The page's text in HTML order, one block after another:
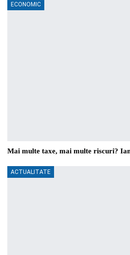
ECONOMIC
Mai multe taxe, mai multe riscuri?
ACTUALITATE